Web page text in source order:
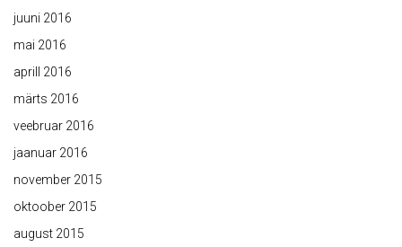
juuni 2016
mai 2016
aprill 2016
märts 2016
veebruar 2016
jaanuar 2016
november 2015
oktoober 2015
august 2015